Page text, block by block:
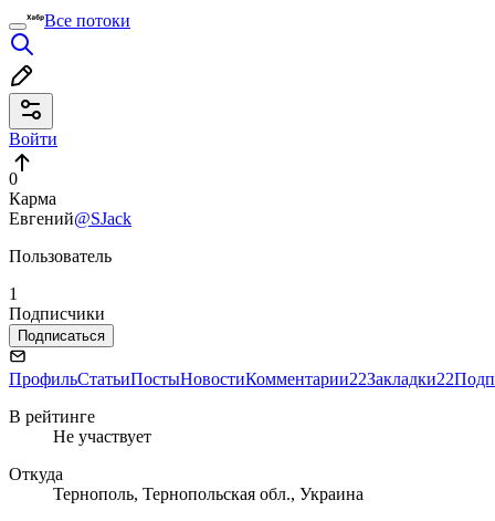
Все потоки
Войти
0
Карма
Евгений@SJack
Пользователь
1
Подписчики
Подписаться
ПрофильСтатьиПостыНовостиКомментарии22Закладки22
В рейтинге
Не участвует
Откуда
Тернополь, Тернопольская обл., Украина